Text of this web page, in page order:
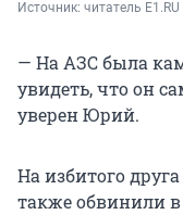
Источник: читатель
— На АЗС была
увидеть, что он
уверен Юрий.
На избитого
также обвинили